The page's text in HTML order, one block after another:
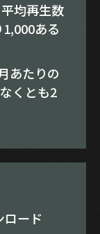
均再生数
ある
あたりの
くとも2
ード